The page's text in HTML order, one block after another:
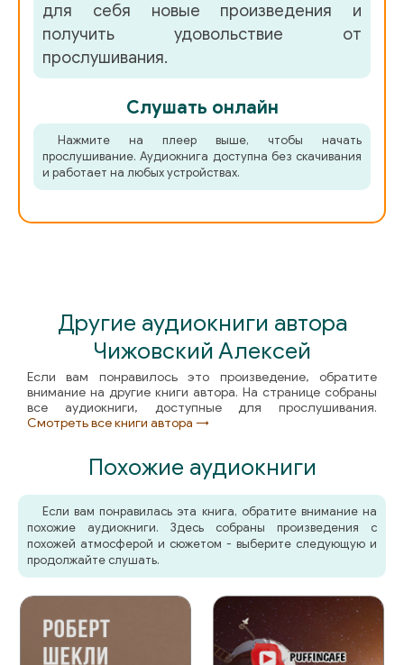
52
для себя новые произведения и
получить удовольствие от
прослушивания.
Слушать онлайн
Нажмите на плеер выше, чтобы начать
прослушивание. Аудиокнига доступна без скачивания
и работает на любых устройствах.
Другие аудиокниги автора
Чижовский Алексей
Если вам понравилось это произведение, обратите
внимание на другие книги автора. На странице собраны
все аудиокниги, доступные для прослушивания.
Смотреть все книги автора →
Похожие аудиокниги
Если вам понравилась эта книга, обратите внимание на
похожие аудиокниги. Здесь собраны произведения с
похожей атмосферой и сюжетом - выберите следующую и
продолжайте слушать.